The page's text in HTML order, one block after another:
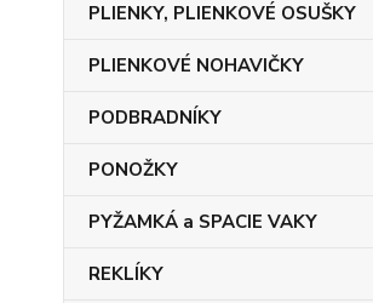
PLIENKY, PLIENKOVÉ OSUŠKY
PLIENKOVÉ NOHAVIČKY
PODBRADNÍKY
PONOŽKY
PYŽAMKÁ a SPACIE VAKY
REKLÍKY